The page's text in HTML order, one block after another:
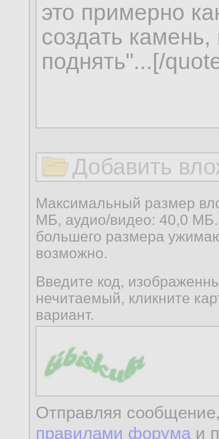
Добавить
Максимальный размер
МБ, аудио/видео: 40,0 МБ.
большего размера
возможно.
Введите код,
нечитаемый, кликните
вариант.
Отправляя
правилами форумаи